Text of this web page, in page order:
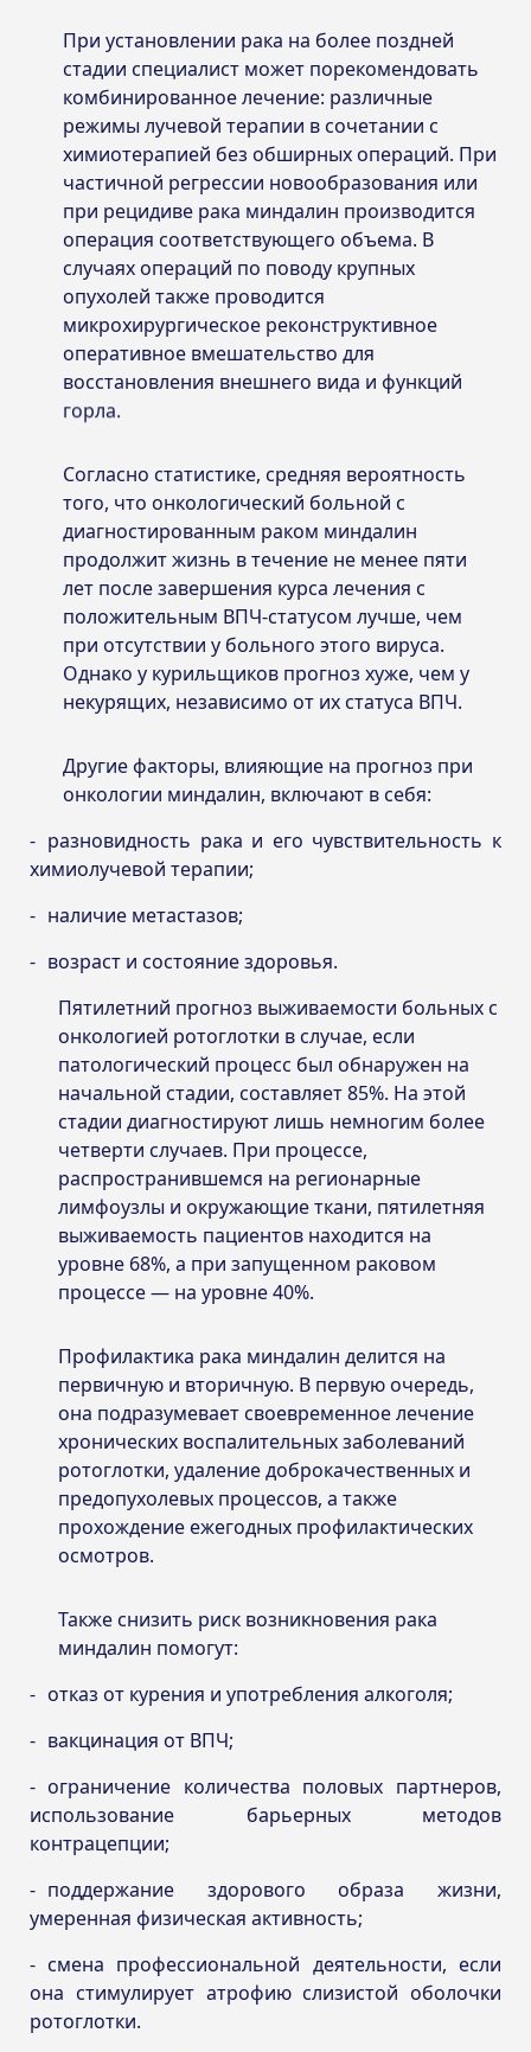
При установлении рака на более поздней
стадии специалист может порекомендовать
комбинированное лечение: различные
режимы лучевой терапии в сочетании с
химиотерапией без обширных операций. При
частичной регрессии новообразования или
при рецидиве рака миндалин производится
операция соответствующего объема. В
случаях операций по поводу крупных
опухолей также проводится
микрохирургическое реконструктивное
оперативное вмешательство для
восстановления внешнего вида и функций
горла.
Согласно статистике, средняя вероятность
того, что онкологический больной с
диагностированным раком миндалин
продолжит жизнь в течение не менее пяти
лет после завершения курса лечения с
положительным ВПЧ-статусом лучше, чем
при отсутствии у больного этого вируса.
Однако у курильщиков прогноз хуже, чем у
некурящих, независимо от их статуса ВПЧ.
Другие факторы, влияющие на прогноз при
онкологии миндалин, включают в себя:
разновидность рака и его чувствительность к
химиолучевой терапии;
наличие метастазов;
возраст и состояние здоровья.
Пятилетний прогноз выживаемости больных с
онкологией ротоглотки в случае, если
патологический процесс был обнаружен на
начальной стадии, составляет 85%. На этой
стадии диагностируют лишь немногим более
четверти случаев. При процессе,
распространившемся на регионарные
лимфоузлы и окружающие ткани, пятилетняя
выживаемость пациентов находится на
уровне 68%, а при запущенном раковом
процессе — на уровне 40%.
Профилактика рака миндалин делится на
первичную и вторичную. В первую очередь,
она подразумевает своевременное лечение
хронических воспалительных заболеваний
ротоглотки, удаление доброкачественных и
предопухолевых процессов, а также
прохождение ежегодных профилактических
осмотров.
Также снизить риск возникновения рака
миндалин помогут:
отказ от курения и употребления алкоголя;
вакцинация от ВПЧ;
ограничение количества половых партнеров,
использование барьерных методов
контрацепции;
поддержание здорового образа жизни,
умеренная физическая активность;
смена профессиональной деятельности, если
она стимулирует атрофию слизистой оболочки
ротоглотки.